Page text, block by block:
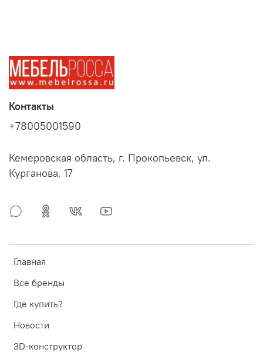
Главная
Все бренды
Где купить?
Новости
3D-конструктор
Контакты
+78005001590
Кемеровская область, г. Прокопьевск, ул.
Курганова, 17